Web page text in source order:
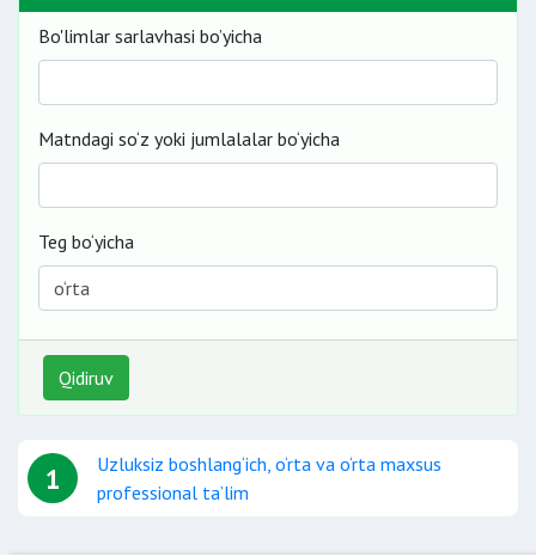
Bo'limlar sarlavhasi bo’yicha
Matndagi so‘z yoki jumlalalar bo‘yicha
Teg bo‘yicha
Qidiruv
1
Uzluksiz boshlang‘ich, o‘rta va o‘rta maxsus
professional ta’lim